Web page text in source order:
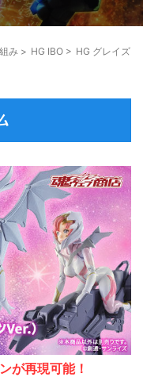
み > HG IBO > HG グレイズ(
が再現可能！